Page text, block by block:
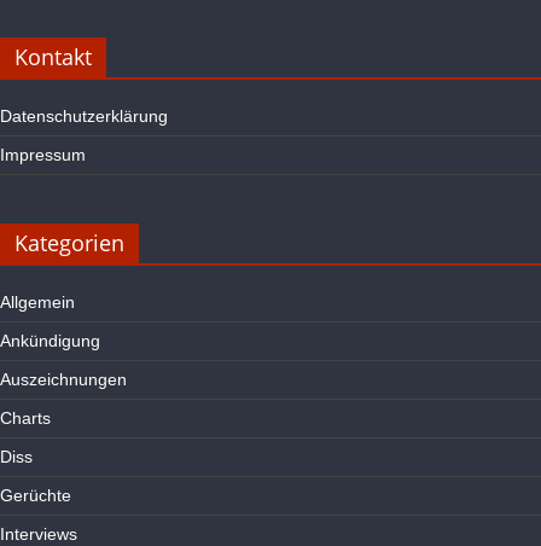
Kontakt
Datenschutzerklärung
Impressum
Kategorien
Allgemein
Ankündigung
Auszeichnungen
Charts
Diss
Gerüchte
Interviews